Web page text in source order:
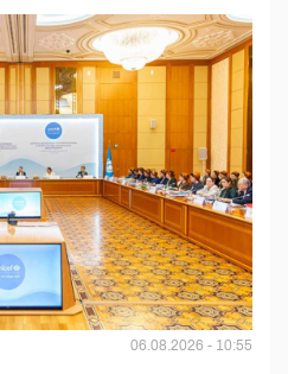
06.08.2026 - 10:55